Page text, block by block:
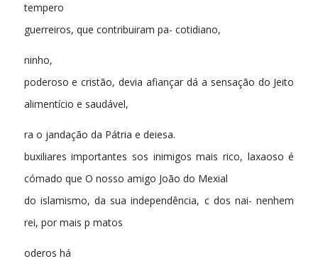
tempero
guerreiros, que contribuiram pa- cotidiano,
ninho,
poderoso e cristão, devia afiançar dá a sensação do Jeito
alimentício e saudável,
ra o jandação da Pátria e deiesa.
buxiliares importantes sos inimigos mais rico, laxaoso é
cómado que O nosso amigo João do Mexial
do islamismo, da sua independência, c dos nai- nenhem
rei, por mais p matos
oderos há